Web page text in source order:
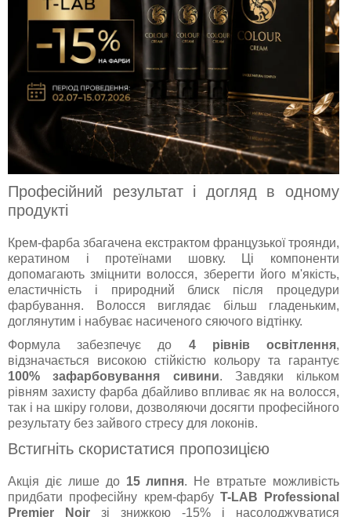
Професійний результат і догляд в одному
продукті
Крем-фарба збагачена екстрактом французької троянди,
кератином і протеїнами шовку. Ці компоненти
допомагають зміцнити волосся, зберегти його м'якість,
еластичність і природний блиск після процедури
фарбування. Волосся виглядає більш гладеньким,
доглянутим і набуває насиченого сяючого відтінку.
Формула забезпечує до 4 рівнів освітлення,
відзначається високою стійкістю кольору та гарантує
100% зафарбовування сивини. Завдяки кільком
рівням захисту фарба дбайливо впливає як на волосся,
так і на шкіру голови, дозволяючи досягти професійного
результату без зайвого стресу для локонів.
Встигніть скористатися пропозицією
Акція діє лише до 15 липня. Не втратьте можливість
придбати професійну крем-фарбу T-LAB Professional
Premier Noir зі знижкою -15% і насолоджуватися